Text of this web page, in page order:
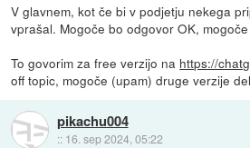
V glavnem, kot če bi v podjetju nekega
vprašal. Mogoče bo odgovor OK,
To govorim za free verzijo na https://
off topic, mogoče (upam) druge verzije
pikachu004
:: 16. sep 2024, 05:22